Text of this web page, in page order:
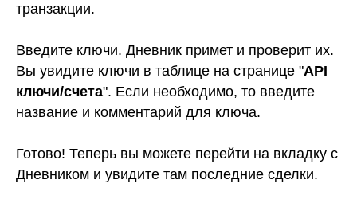
транзакции.
Введите ключи. Дневник примет и проверит их.
Вы увидите ключи в таблице на странице "API
ключи/счета". Если необходимо, то введите
название и комментарий для ключа.
Готово! Теперь вы можете перейти на вкладку с
Дневником и увидите там последние сделки.